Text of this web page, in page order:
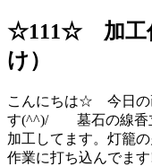
☆111☆ 加工
け）
こんにちは☆ 今日の
す(^^)/ 墓石の線香立
加工してます。灯籠
作業に打ち込んでま